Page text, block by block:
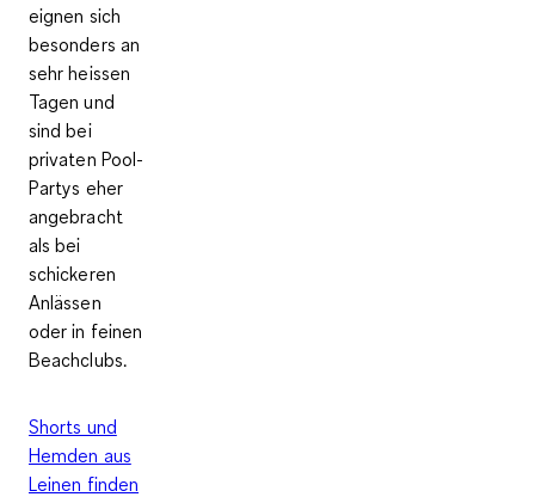
eignen sich
besonders an
sehr heissen
Tagen und
sind bei
privaten Pool-
Partys eher
angebracht
als bei
schickeren
Anlässen
oder in feinen
Beachclubs.
Shorts und
Hemden aus
Leinen finden